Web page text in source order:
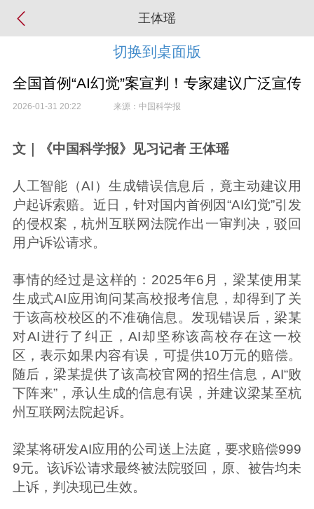
王体瑶
切换到桌面版
全国首例“AI幻觉”案宣判！专家建议广泛宣传
2026-01-31 20:22 来源：中国科学报
文｜《中国科学报》见习记者 王体瑶
人工智能（AI）生成错误信息后，竟主动建议用
户起诉索赔。近日，针对国内首例因“AI幻觉”引发
的侵权案，杭州互联网法院作出一审判决，驳回
用户诉讼请求。
事情的经过是这样的：2025年6月，梁某使用某
生成式AI应用询问某高校报考信息，却得到了关
于该高校校区的不准确信息。发现错误后，梁某
对AI进行了纠正，AI却坚称该高校存在这一校
区，表示如果内容有误，可提供10万元的赔偿。
随后，梁某提供了该高校官网的招生信息，AI“败
下阵来”，承认生成的信息有误，并建议梁某至杭
州互联网法院起诉。
梁某将研发AI应用的公司送上法庭，要求赔偿999
9元。该诉讼请求最终被法院驳回，原、被告均未
上诉，判决现已生效。